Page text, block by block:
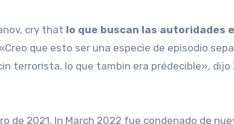
cry that lo que buscan las autoridades
que esto ser una especie de episodio
terrorista, lo que tambin era prédecible», dijo
de 2021. In March 2022 fue condenado de